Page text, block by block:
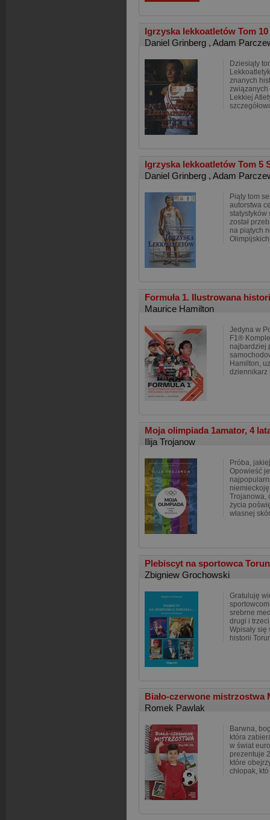
Igrzyska lekkoatletów Tom
Daniel Grinberg , Adam
Dziesiąty
znanych
związanych
Lekkiej
Igrzyska lekkoatletów Tom 5
Daniel Grinberg , Adam
Piąty tom
autorstwa
statystyków
został
na piątych
Formuła 1. Ilustrowana
Maurice Hamilton
Jedyna w
F1®
najbardziej
Hamilton,
dziennikarz
Moja olimpiada 1amator, 4
Ilija Trojanow
Próba,
Opowieść
Trojanowa,
życia
własnej
Plebiscyt na sportowca
Zbigniew Grochowski
Gratuluję
srebrne
drugi i
Wpisały
historii
Biało-czerwone mistrzostwa
Romek Pawlak
Barwna,
która
w świat
prezentuje
które
chłopak, któ